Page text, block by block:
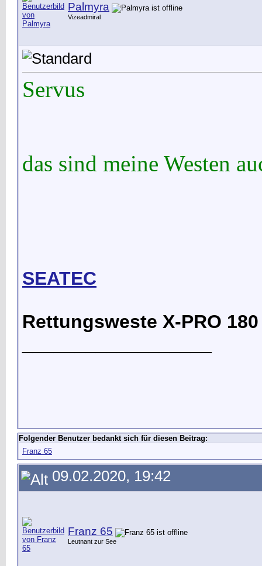
Palmyra
Vizeadmiral
Servus
das sind meine Westen
SEATEC
Rettungsweste X-PRO 180
Folgender Benutzer bedankt sich für diesen Beitrag:
Franz 65
09.02.2020, 19:42
Franz 65
Leutnant zur See